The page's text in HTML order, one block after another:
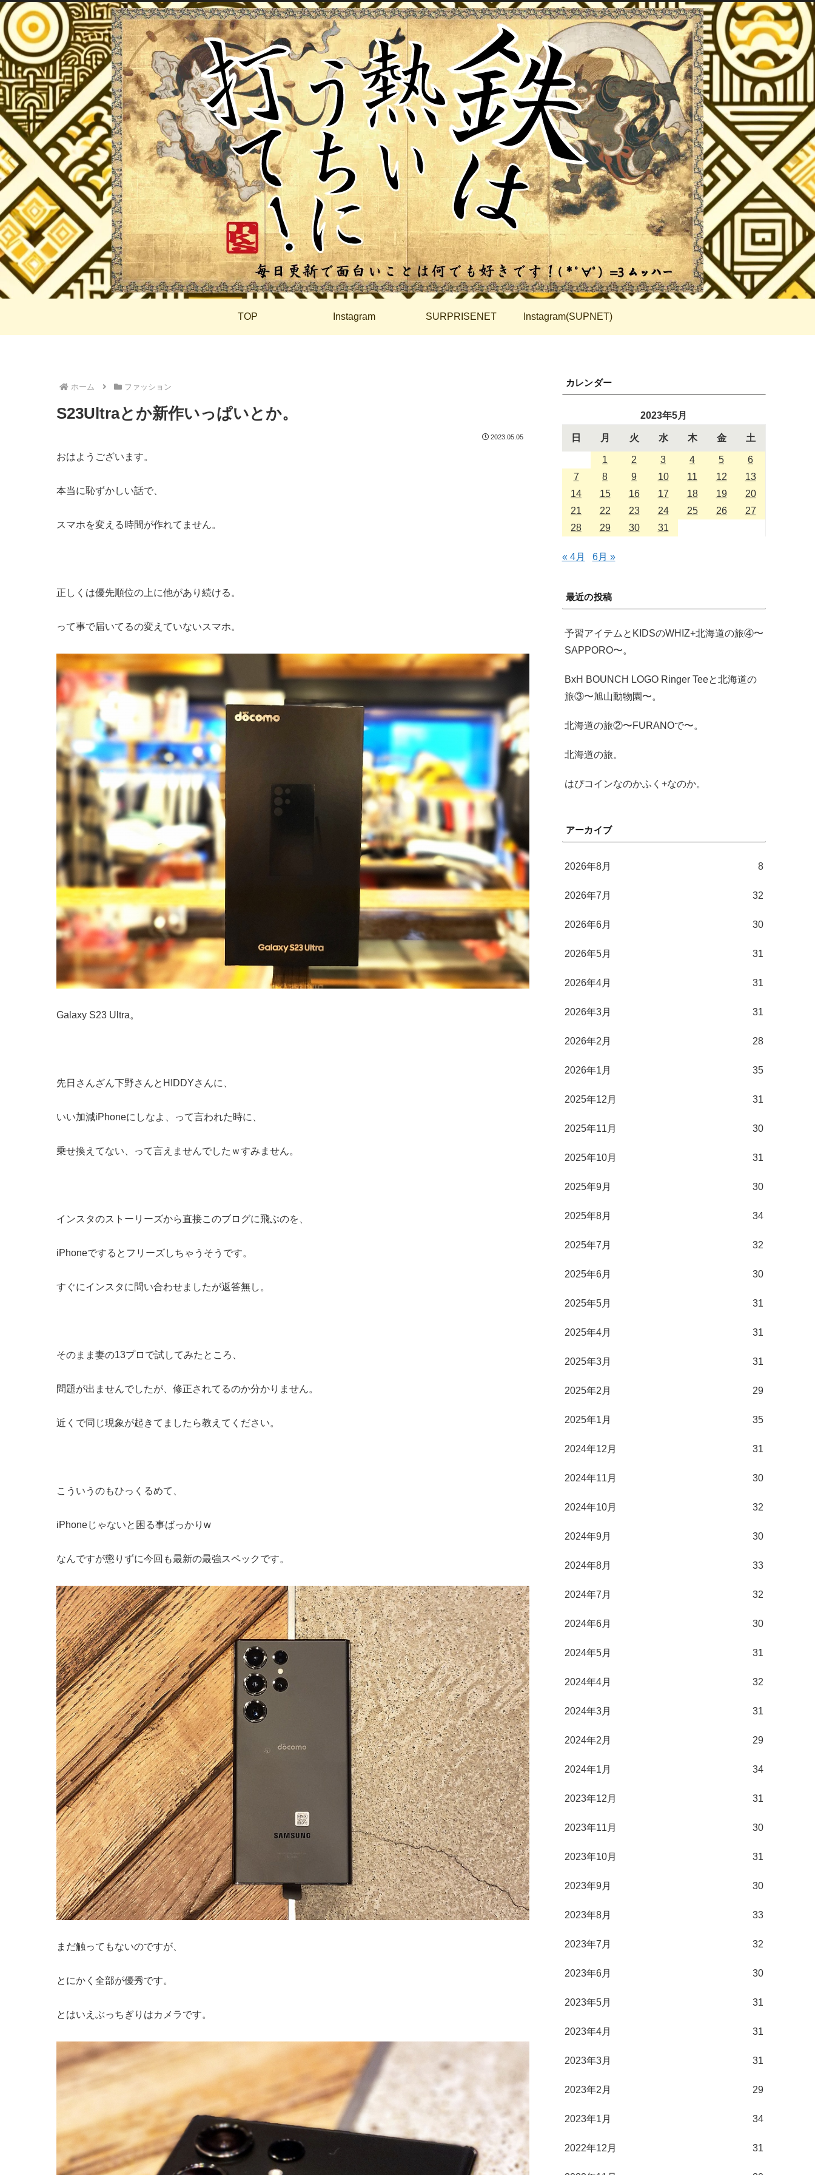
TOP Instagram SURPRISENET Instagram(SUPNET)
ホーム ファッション
S23Ultraとか新作いっぱいとか。
2023.05.05
おはようございます。
本当に恥ずかしい話で、
スマホを変える時間が作れてません。
正しくは優先順位の上に他があり続ける。
って事で届いてるの変えていないスマホ。
Galaxy S23 Ultra。
先日さんざん下野さんとHIDDYさんに、
いい加減iPhoneにしなよ、って言われた時に、
乗せ換えてない、って言えませんでしたｗすみません。
インスタのストーリーズから直接このブログに飛ぶのを、
iPhoneでするとフリーズしちゃうそうです。
すぐにインスタに問い合わせましたが返答無し。
そのまま妻の13プロで試してみたところ、
問題が出ませんでしたが、修正されてるのか分かりません。
近くで同じ現象が起きてましたら教えてください。
こういうのもひっくるめて、
iPhoneじゃないと困る事ばっかりw
なんですが懲りずに今回も最新の最強スペックです。
まだ触ってもないのですが、
とにかく全部が優秀です。
とはいえぶっちぎりはカメラです。
カレンダー
2023年5月
日 月 火 水 木 金 土
1 2 3 4 5
6
7
8 9 10 11 12
13
14
15 16 17 18 19
20
21
22 23 24 25 26
27
28
29 30 31
« 4月 6月 »
最近の投稿
予習アイテムとKIDSのWHIZ+北海道の旅④〜
SAPPORO〜。
BxH BOUNCH LOGO Ringer Teeと北海道の
旅③〜旭山動物園〜。
北海道の旅②〜FURANOで〜。
北海道の旅。
はぴコインなのかふく+なのか。
アーカイブ
2026年8月 8
2026年7月 32
2026年6月 30
2026年5月 31
2026年4月 31
2026年3月 31
2026年2月 28
2026年1月 35
2025年12月 31
2025年11月 30
2025年10月 31
2025年9月 30
2025年8月 34
2025年7月 32
2025年6月 30
2025年5月 31
2025年4月 31
2025年3月 31
2025年2月 29
2025年1月 35
2024年12月 31
2024年11月 30
2024年10月 32
2024年9月 30
2024年8月 33
2024年7月 32
2024年6月 30
2024年5月 31
2024年4月 32
2024年3月 31
2024年2月 29
2024年1月 34
2023年12月 31
2023年11月 30
2023年10月 31
2023年9月 30
2023年8月 33
2023年7月 32
2023年6月 30
2023年5月 31
2023年4月 31
2023年3月 31
2023年2月 29
2023年1月 34
2022年12月 31